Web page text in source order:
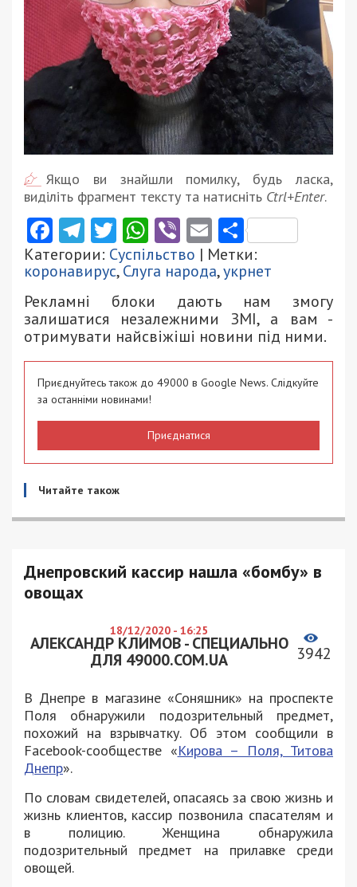
Якщо ви знайшли помилку, будь ласка,
виділіть фрагмент тексту та натисніть Ctrl+Enter.
Facebook
Telegram
Twitter
WhatsApp
ViberEmail
Категории: Суспільство | Метки:
коронавирус,Слуга народа,укрнет
Рекламні блоки дають нам змогу
залишатися незалежними ЗМІ, а вам -
отримувати найсвіжіші новини під ними.
Приєднуйтесь також до 49000 в Google News. Слідкуйте
за останніми новинами!
Приєднатися
Читайте також
Днепровский кассир нашла «бомбу» в
овощах
18/12/2020 - 16:25
АЛЕКСАНДР КЛИМОВ - СПЕЦИАЛЬНО
ДЛЯ 49000.COM.UA
3942
В Днепре в магазине «Соняшник» на проспекте
Поля обнаружили подозрительный предмет,
похожий на взрывчатку. Об этом сообщили в
Facebook-сообществе «Кирова – Поля, Титова
Днепр».
По словам свидетелей, опасаясь за свою жизнь и
жизнь клиентов, кассир позвонила спасателям и
в полицию. Женщина обнаружила
подозрительный предмет на прилавке среди
овощей.